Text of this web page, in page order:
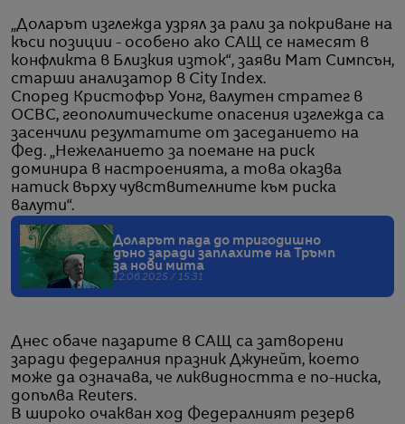
„Доларът изглежда узрял за рали за покриване на
къси позиции - особено ако САЩ се намесят в
конфликта в Близкия изток“, заяви Мат Симпсън,
старши анализатор в City Index.
Според Кристофър Уонг, валутен стратег в
OCBC, геополитическите опасения изглежда са
засенчили резултатите от заседанието на
Фед. „Нежеланието за поемане на риск
доминира в настроенията, а това оказва
натиск върху чувствителните към риска
валути“.
Доларът пада до тригодишно
дъно заради заплахите на Тръмп
за нови мита
12.06.2025 / 15:31
Днес обаче пазарите в САЩ са затворени
заради федералния празник Джунейт, което
може да означава, че ликвидността е по-ниска,
допълва Reuters.
В широко очакван ход Федералният резерв